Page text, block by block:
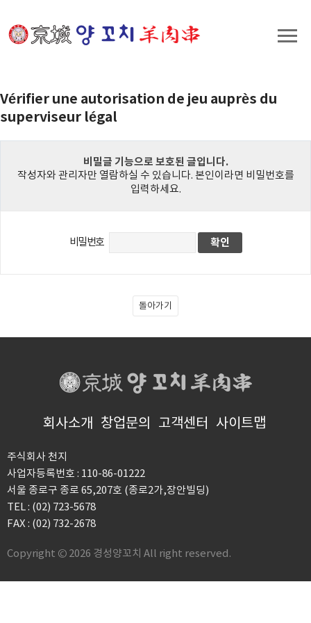
Vérifier une autorisation de jeu auprès du
superviseur légal
비밀글 기능으로 보호된 글입니다.
작성자와 관리자만 열람하실 수 있습니다. 본인이라면 비밀번호를
입력하세요.
비밀번호
돌아가기
회사소개 창업문의 고객센터 사이트맵
주식회사 천지
사업자등록번호 : 110-86-01222
서울 종로구 종로 65,207호 (종로2가,장안빌딩)
TEL : (02) 723-5678
FAX : (02) 732-2678
Copyright © 2026 경성양꼬치 All right reserved.